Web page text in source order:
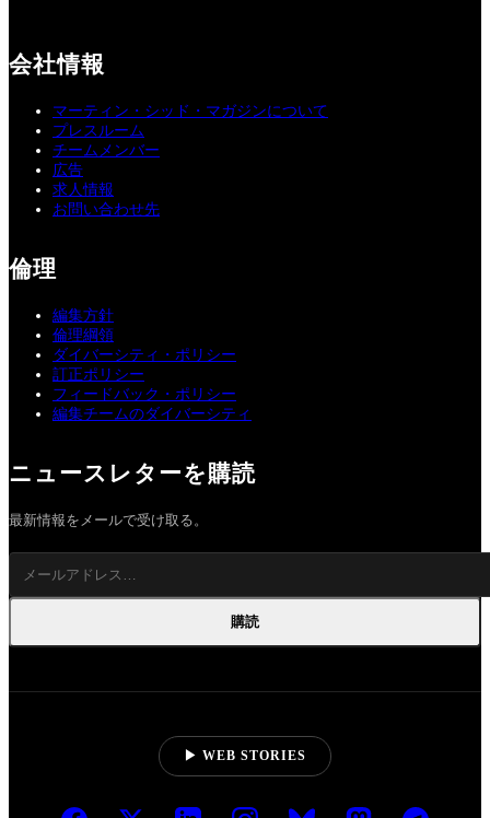
会社情報
マーティン・シッド・マガジンについて
プレスルーム
チームメンバー
広告
求人情報
お問い合わせ先
倫理
編集方針
倫理綱領
ダイバーシティ・ポリシー
訂正ポリシー
フィードバック・ポリシー
編集チームのダイバーシティ
ニュースレターを購読
最新情報をメールで受け取る。
購読
▶ WEB STORIES